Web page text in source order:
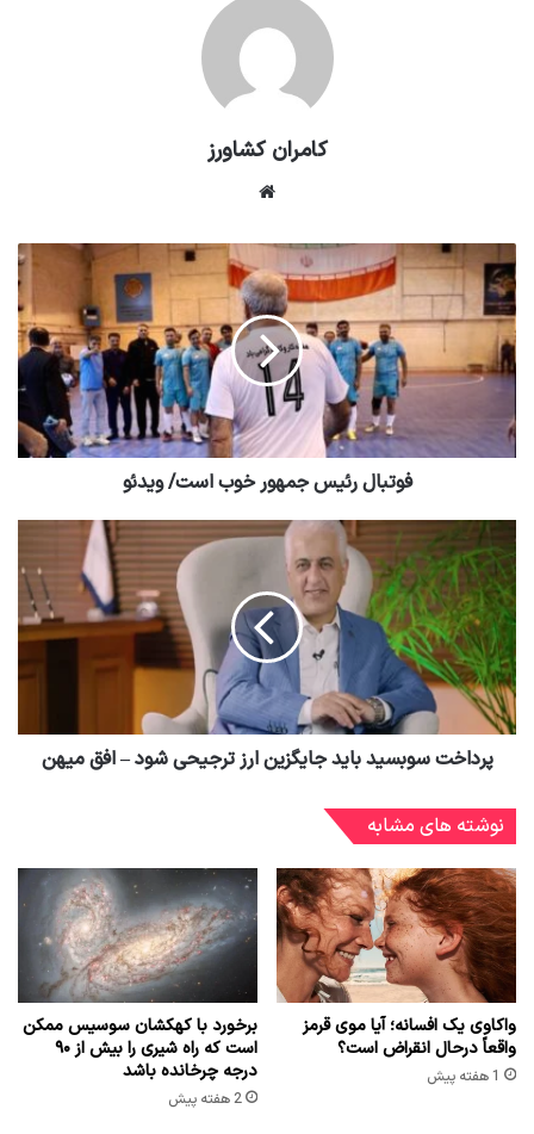
کامران کشاورز
فوتبال رئیس جمهور خوب است/ ویدئو
پرداخت سوبسید باید جایگزین ارز ترجیحی شود – افق میهن
نوشته های مشابه
واکاوی یک افسانه؛ آیا موی قرمز
واقعاً درحال انقراض است؟
1 هفته پیش
برخورد با کهکشان سوسیس ممکن
است که راه شیری را بیش از ۹۰
درجه چرخانده باشد
2 هفته پیش